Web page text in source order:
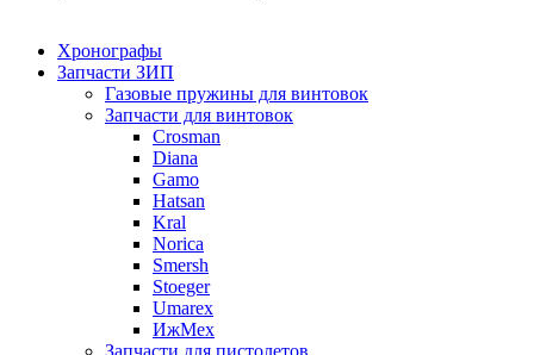
Хронографы
Запчасти ЗИП
Газовые пружины для винтовок
Запчасти для винтовок
Crosman
Diana
Gamo
Hatsan
Kral
Norica
Smersh
Stoeger
Umarex
ИжМех
Запчасти для пистолетов